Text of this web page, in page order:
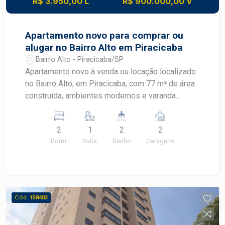
Apartamento novo para comprar ou
alugar no Bairro Alto em Piracicaba
Bairro Alto - Piracicaba/SP
Apartamento novo à venda ou locação localizado
no Bairro Alto, em Piracicaba, com 77 m² de área
construída, ambientes modernos e varanda
oferece condomínio com lazer completo,
segurança e estrutura para toda a família.
CARACTERÍSTICAS DO IMÓVEL - Área
Ambientes bem iluminados e ventilados - 2
vagas de garagem DIFERENCIAIS DO IMÓVEL -
Apartamento novo e pronto para morar - Varanda
2
Dorm.
1
Suite
2
Banho
2
Garagens
Cód. 158403